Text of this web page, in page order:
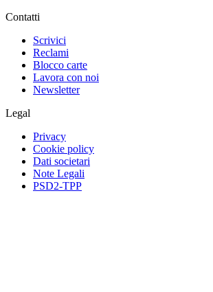
Contatti
Scrivici
Reclami
Blocco carte
Lavora con noi
Newsletter
Legal
Privacy
Cookie policy
Dati societari
Note Legali
PSD2-TPP